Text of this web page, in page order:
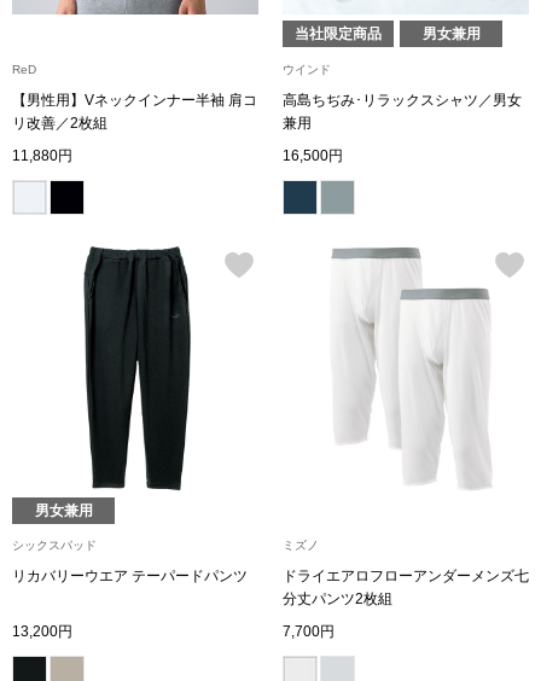
ボディバッグ
リュック･バッ
その他
シューズ
スリップオン
パンプス
ReD
【男性用】Vネックインナー半袖 肩コ
リ改善／2枚組
11,880円
当社限定商品 男女兼用
ウインド
高島ちぢみ･リラックスシャツ／男女
兼用
16,500円
男女兼用
シックスパッド
リカバリーウエア テーパードパンツ
13,200円
ミズノ
ドライエアロフローアンダーメンズ七
分丈パンツ2枚組
7,700円